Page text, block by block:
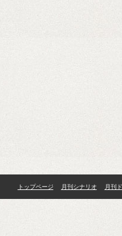
トップページ 月刊シナリオ 月刊